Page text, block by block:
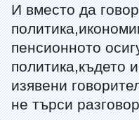
И вместо да
пенсионното
политика,където
изявени
не търси